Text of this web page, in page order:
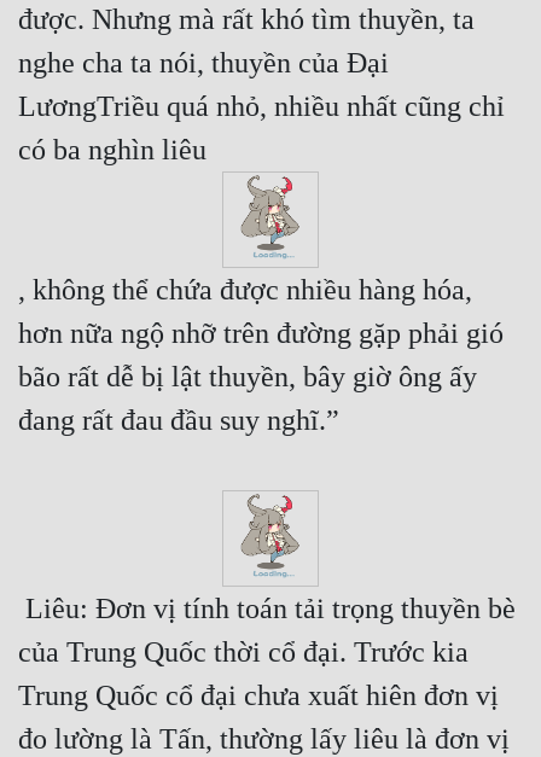
được. Nhưng mà rất khó tìm thuyền, ta
nghe cha ta nói, thuyền của Đại
LươngTriều quá nhỏ, nhiều nhất cũng chỉ
có ba nghìn liêu
, không thể chứa được nhiều hàng hóa,
hơn nữa ngộ nhỡ trên đường gặp phải gió
bão rất dễ bị lật thuyền, bây giờ ông ấy
đang rất đau đầu suy nghĩ.”
Liêu: Đơn vị tính toán tải trọng thuyền bè
của Trung Quốc thời cổ đại. Trước kia
Trung Quốc cổ đại chưa xuất hiên đơn vị
đo lường là Tấn, thường lấy liêu là đơn vị